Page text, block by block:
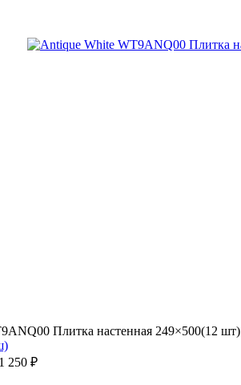
Плитка настенная 249×500(12 шт)
1 250 ₽